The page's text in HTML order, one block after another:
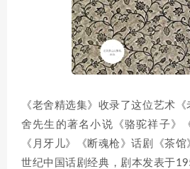
《老舍精选集》收录了这位艺术
舍先生的著名小说《骆驼祥子》
《月牙儿》《断魂枪》话剧《茶
世纪中国话剧经典，剧本发表于